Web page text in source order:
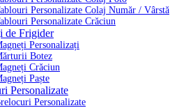
Personalizate Colaj Număr / Vârstă
Personalizate Crăciun
de Frigider
Personalizați
Botez
Crăciun
Paște
Personalizate
Personalizate